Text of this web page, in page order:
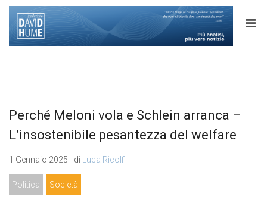
Perché Meloni vola e Schlein arranca –
L’insostenibile pesantezza del welfare
1 Gennaio 2025 - di Luca Ricolfi
Politica Società